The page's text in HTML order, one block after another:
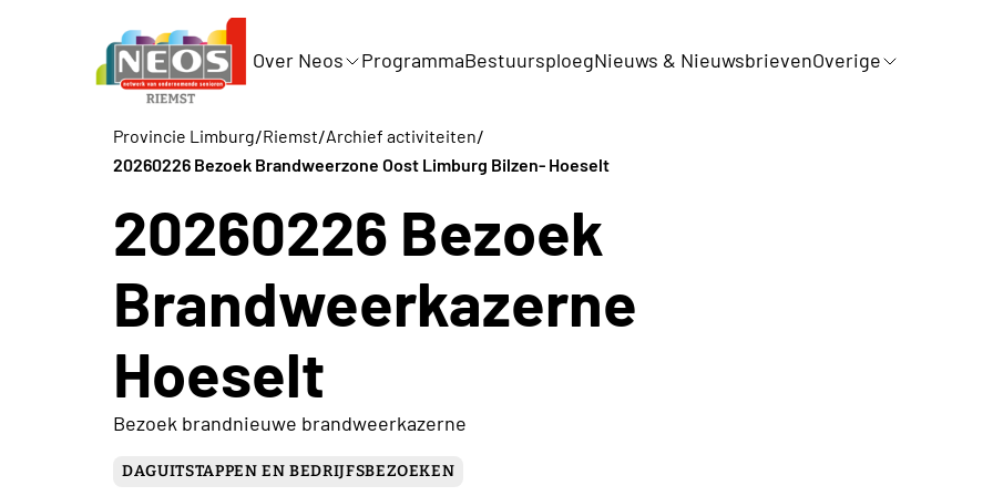
Over Neos ProgrammaBestuursploegNieuws & NieuwsbrievenOverige
Provincie Limburg/Riemst/Archief activiteiten/
20260226 Bezoek Brandweerzone Oost Limburg Bilzen- Hoeselt
20260226 Bezoek
Brandweerkazerne
Hoeselt
Bezoek brandnieuwe brandweerkazerne
DAGUITSTAPPEN EN BEDRIJFSBEZOEKEN